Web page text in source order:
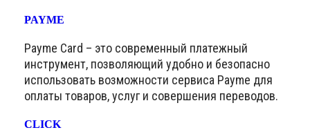
PAYME
Payme Card – это современный платежный
инструмент, позволяющий удобно и безопасно
использовать возможности сервиса Payme для
оплаты товаров, услуг и совершения переводов.
CLICK